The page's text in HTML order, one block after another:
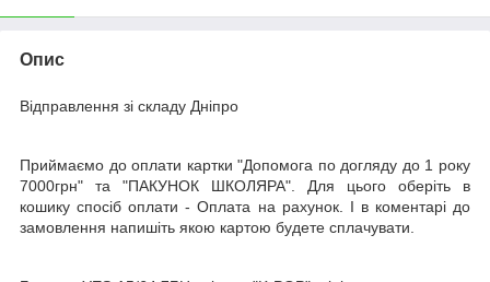
Опис
Відправлення зі складу Дніпро
Приймаємо до оплати картки "Допомога по догляду до 1 року
7000грн" та "ПАКУНОК ШКОЛЯРА". Для цього оберіть в
кошику спосіб оплати - Оплата на рахунок. І в коментарі до
замовлення напишіть якою картою будете сплачувати.